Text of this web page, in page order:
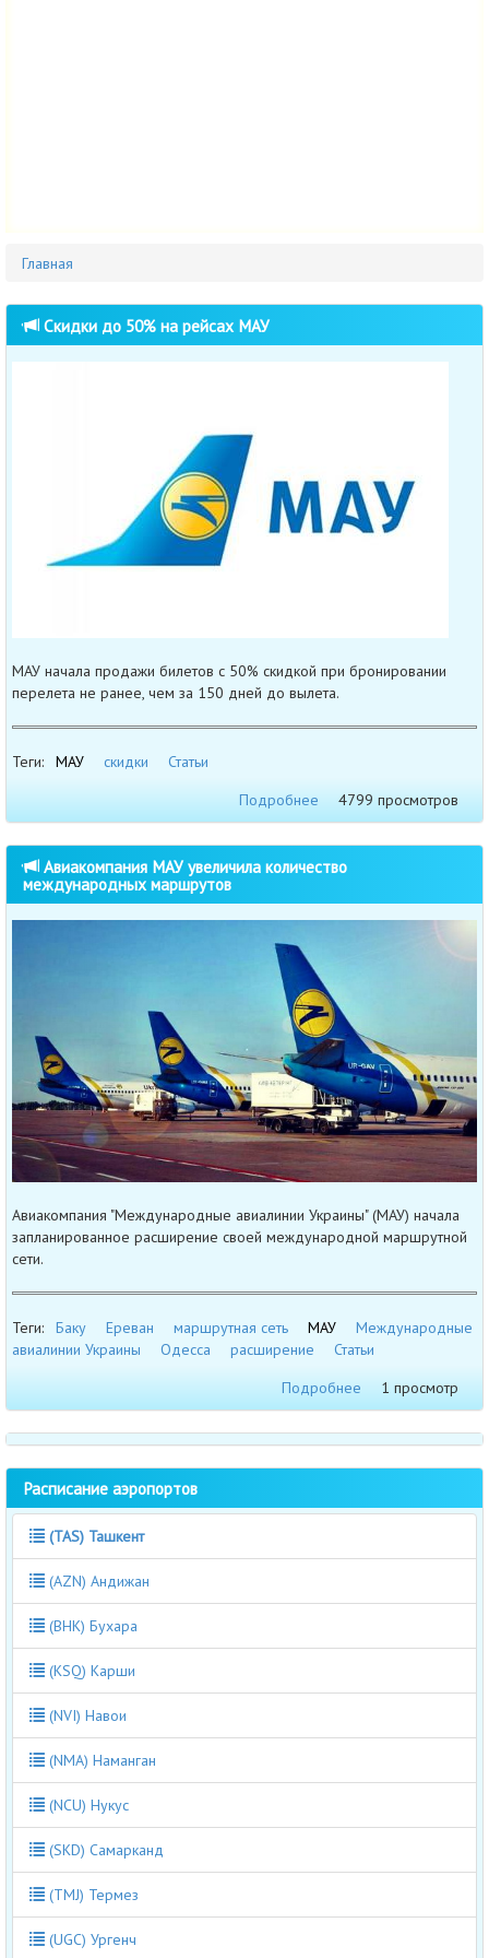
Главная
Cкидки до 50% на рейсах МАУ
МАУ начала продажи билетов с 50% скидкой при бронировании
перелета не ранее, чем за 150 дней до вылета.
Теги: МАУ скидки
Статьи
Подробнее
4799 просмотров
Авиакомпания МАУ увеличила количество
международных маршрутов
Авиакомпания "Международные авиалинии Украины" (МАУ) начала
запланированное расширение своей международной маршрутной
сети.
Теги: Баку Ереван маршрутная сеть МАУ
Международные
авиалинии Украины
Одесса расширение
Статьи
Подробнее
1 просмотр
Расписание аэропортов
(TAS) Ташкент
(AZN) Андижан
(BHK) Бухара
(KSQ) Карши
(NVI) Навои
(NMA) Наманган
(NCU) Нукус
(SKD) Самарканд
(TMJ) Термез
(UGC) Ургенч